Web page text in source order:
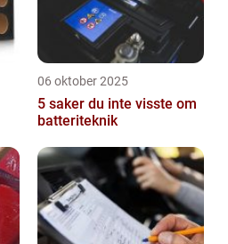
06 oktober 2025
5 saker du inte visste om
batteriteknik